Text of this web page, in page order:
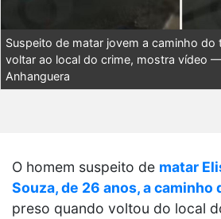
Suspeito de matar jovem a caminho do
voltar ao local do crime, mostra vídeo
Anhanguera
O homem suspeito de matar
Souza, de 26 anos, a caminho
preso quando voltou do local